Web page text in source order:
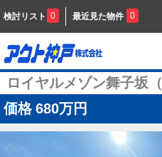
検討リスト 0 最近見た物件 0
ロイヤルメゾン舞子坂（
価格 680万円